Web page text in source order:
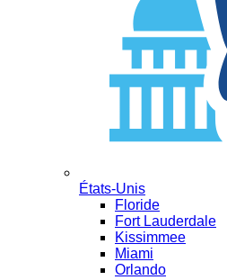
États-Unis
Floride
Fort Lauderdale
Kissimmee
Miami
Orlando